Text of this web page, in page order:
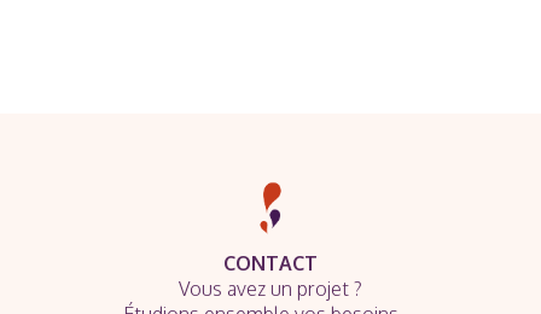
CONTACT
Vous avez un projet ?